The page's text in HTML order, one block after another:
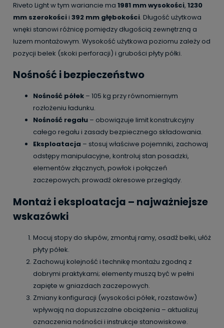
Riveto Light w tym wariancie ma 1981 mm wysokości, 1230
mm szerokościi 392 mm głębokości. Długość użytkowa
wnęki stanowi różnicę pomiędzy długością zewnętrzną a
luzem montażowym. Wysokość użytkowa poziomu zależy od
pozycji belek (skoki perforacji) i grubości płyty półki.
Nośność i bezpieczeństwo
Nośność półek – 105 kg przy równomiernym
rozłożeniu ładunku.
Nośność regału – obowiązuje limit konstrukcyjny
całego regału i zasady bezpiecznego składowania.
Eksploatacja – stosuj właściwe pojemniki, zachowaj
odstępy manipulacyjne, kontroluj stan posadzki,
elementów złącznych, powłok i połączeń
zaczepowych; prowadź okresowe przeglądy.
Montaż i eksploatacja – najważniejsze
wskazówki
Mocuj stopy do słupów, zmontuj ramy, osadź belki, ułóż
płyty półek.
Zachowuj kolejność i technikę montażu zgodną z
dobrymi praktykami; elementy muszą być w pełni
zapięte w gniazdach zaczepowych.
Zmiany konfiguracji (wysokości półek, rozstawów)
wpływają na dopuszczalne obciążenia – aktualizuj
oznaczenia nośności i instrukcje stanowiskowe.